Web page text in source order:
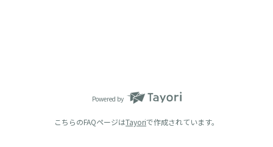
Powered by
こちらのFAQページはTayoriで作成されています。